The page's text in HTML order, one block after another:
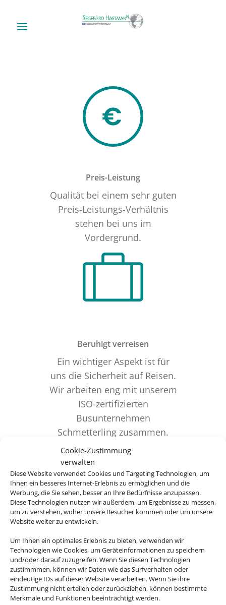
Cookie-Zustimmung
verwalten
Diese Website verwendet Cookies und Targeting Technologien, um
Ihnen ein besseres Internet-Erlebnis zu ermöglichen und die
Werbung, die Sie sehen, besser an Ihre Bedürfnisse anzupassen.
Diese Technologien nutzen wir außerdem, um Ergebnisse zu messen,
um zu verstehen, woher unsere Besucher kommen oder um unsere
Website weiter zu entwickeln.
Um Ihnen ein optimales Erlebnis zu bieten, verwenden wir
Technologien wie Cookies, um Geräteinformationen zu speichern
und/oder darauf zuzugreifen. Wenn Sie diesen Technologien
zustimmmen, können wir Daten wie das Surfverhalten oder
eindeutige IDs auf dieser Website verarbeiten. Wenn Sie ihre
Zustimmung nicht erteilen oder zurückziehen, können bestimmte
Merkmale und Funktionen beeinträchtigt werden.
Preis-Leistung
Qualität bei einem sehr guten
Preis-Leistungs-Verhältnis
stehen bei uns im
Vordergrund.
Beruhigt verreisen
Ein wichtiger Aspekt ist für
uns die Sicherheit auf Reisen.
Wir arbeiten eng mit unserem
ISO-zertifizierten
Busunternehmen
Schmetterling zusammen.
Es verfügt über eine moderne
Busflotte und aktuelle
Sicherheitstechnik.
Organisation
Den gesamten